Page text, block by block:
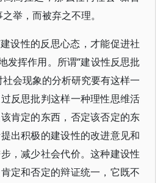
举，而被弃之不理。
设性的反思心态，才能促进社
发挥作用。所谓“建设性反思批
会现象的分析研究要有这样一
反思批判这样一种理性思维活
肯定的东西，否定该否定的东
出积极的建设性的改进意见和
，减少社会代价。这种建设性
定和否定的辩证统一，它既不